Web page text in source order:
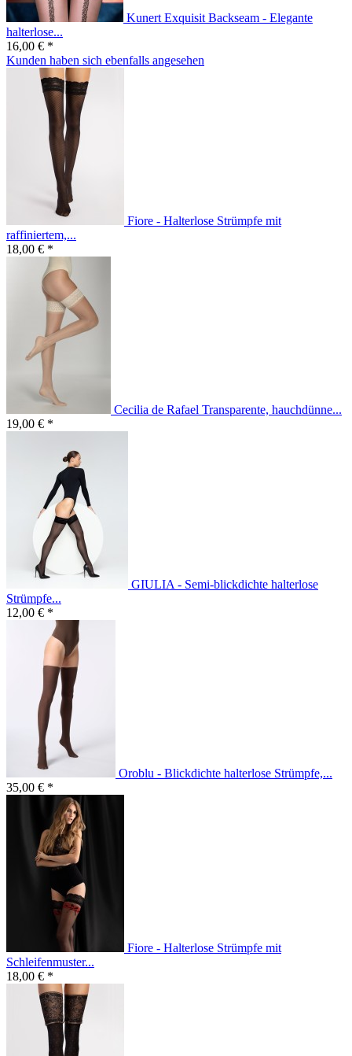
Kunert Exquisit Backseam - Elegante
halterlose...
16,00 € *
Kunden haben sich ebenfalls angesehen
Fiore - Halterlose Strümpfe mit
raffiniertem,...
18,00 € *
Cecilia de Rafael Transparente, hauchdünne...
19,00 € *
GIULIA - Semi-blickdichte halterlose
Strümpfe...
12,00 € *
Oroblu - Blickdichte halterlose Strümpfe,...
35,00 € *
Fiore - Halterlose Strümpfe mit
Schleifenmuster...
18,00 € *